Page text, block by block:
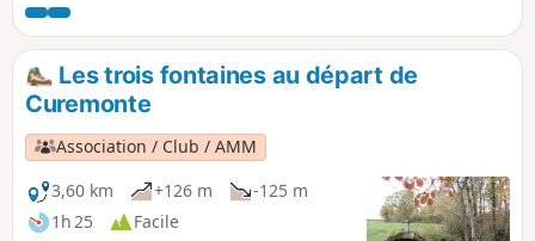
propriété privée, à l'Est, édifié au XIIe siècle et reconstruit
au XIIe siècle, en style Renaissance. Un presbytère au cœur
du village. En 1789, la paroisse devient une commune,
après avoir fait partie de la Vicomté de Turenne au IXe
siècle.
Les trois fontaines au départ de
Curemonte
Association / Club / AMM
3,60 km
+126 m
-125 m
1h 25
Facile